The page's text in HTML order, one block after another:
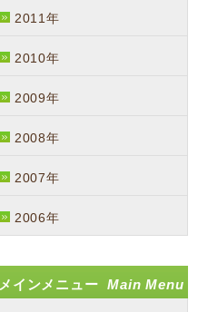
2011年
2010年
2009年
2008年
2007年
2006年
メインメニューMain Menu